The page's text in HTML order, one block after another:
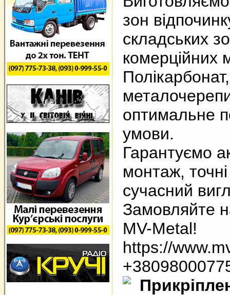
зон
складських
комерційних
оптимальне
умови.
Гарантуємо
монтаж,
сучасний
Замовляйте
MV-Metal!
https://